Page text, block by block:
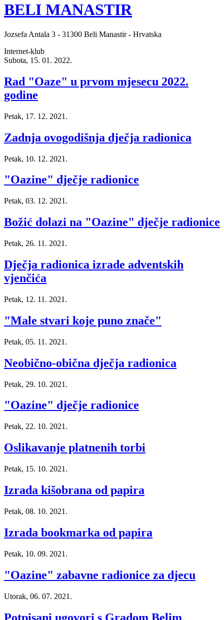
BELI MANASTIR
Jozsefa Antala 3 - 31300 Beli Manastir - Hrvatska
Internet-klub
Subota, 15. 01. 2022.
Rad "Oaze" u prvom mjesecu 2022.
godine
Petak, 17. 12. 2021.
Zadnja ovogodišnja dječja radionica
Petak, 10. 12. 2021.
"Oazine" dječje radionice
Petak, 03. 12. 2021.
Božić dolazi na "Oazine" dječje radionice
Petak, 26. 11. 2021.
Dječja radionica izrade adventskih
vjenčića
Petak, 12. 11. 2021.
"Male stvari koje puno znače"
Petak, 05. 11. 2021.
Neobično-obična dječja radionica
Petak, 29. 10. 2021.
"Oazine" dječje radionice
Petak, 22. 10. 2021.
Oslikavanje platnenih torbi
Petak, 15. 10. 2021.
Izrada kišobrana od papira
Petak, 08. 10. 2021.
Izrada bookmarka od papira
Petak, 10. 09. 2021.
"Oazine" zabavne radionice za djecu
Utorak, 06. 07. 2021.
Potpisani ugovori s Gradom Belim